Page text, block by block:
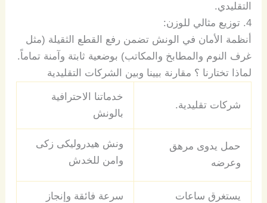
التقليدي.
4. توزيع مثالي للوزن:
أنظمة
الأمان في الونش تضمن رفع القطع الثقيلة (مثل
غرف
النوم وا لمطابخ والمكاتب) بوضعية ثابتة وآمنة تماماً.
لماذا تختارنا ؟ مقارنة بيينا وبين الشركات التقليدية
شركات تقليدية.
خدماتنا الاحترافية
بالونش
حمل يدوى مرهق
وعرضه
ونش هيدروليكى زكى
وامن للخدش
يستغرق ساعات
سرعة فائقة وإنجاز